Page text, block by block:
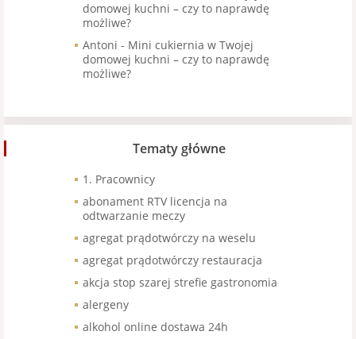
domowej kuchni – czy to naprawdę
możliwe?
Antoni - Mini cukiernia w Twojej
domowej kuchni – czy to naprawdę
możliwe?
Tematy główne
1. Pracownicy
abonament RTV licencja na
odtwarzanie meczy
agregat prądotwórczy na weselu
agregat prądotwórczy restauracja
akcja stop szarej strefie gastronomia
alergeny
alkohol online dostawa 24h